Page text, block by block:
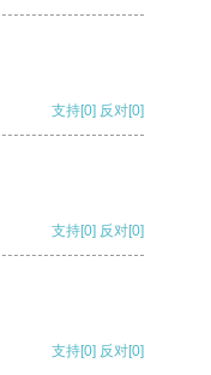
支持[0] 反对[0]
支持[0] 反对[0]
支持[0] 反对[0]